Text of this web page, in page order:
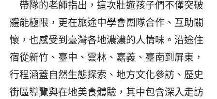
帶隊的老師指出，這次壯遊孩子們不僅突破
體能極限，更在旅途中學會團隊合作、互助關
懷，也感受到臺灣各地濃濃的人情味。沿途住
宿從新竹、臺中、雲林、嘉義、臺南到屏東，
行程涵蓋自然生態探索、地方文化參訪、歷史
街區導覽與在地美食體驗，其中包含深入走訪